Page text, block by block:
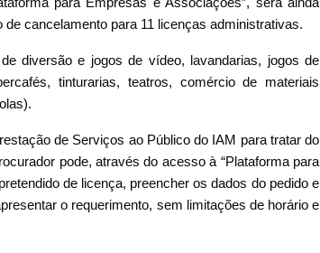
cancelamento para 11 licenças administrativas.
diversão e jogos de vídeo, lavandarias, jogos de
tinturarias, teatros, comércio de materiais
de Serviços ao Público do IAM para tratar do
pode, através do acesso à “Plataforma para
de licença, preencher os dados do pedido e
o requerimento, sem limitações de horário e